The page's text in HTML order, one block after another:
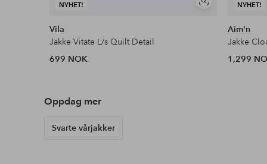
NYHET!
Vis
Vila
Jakke Vitate L/s Quilt Detail
699 NOK
NYHET!
Aim'n
Jakke
1,299
Oppdag mer
Svarte vårjakker